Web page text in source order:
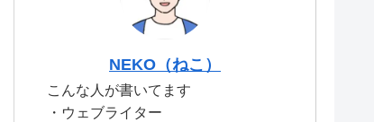
NEKO（ねこ）
こんな人が書いてます
・ウェブライター